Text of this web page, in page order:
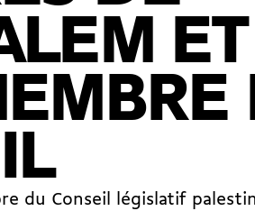
ET
du Conseil législatif